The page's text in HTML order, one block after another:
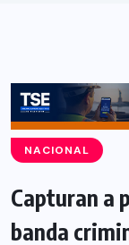
NACIONAL
Capturan a
banda